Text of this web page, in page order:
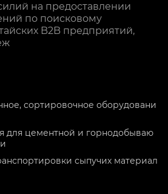
на предоставлении
по поисковому
B2B предприятий,
сортировочное оборудовани
для цементной и горнодобываю
сыпучих материал